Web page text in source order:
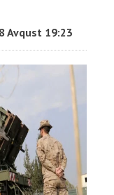
8 Avqust 19:23